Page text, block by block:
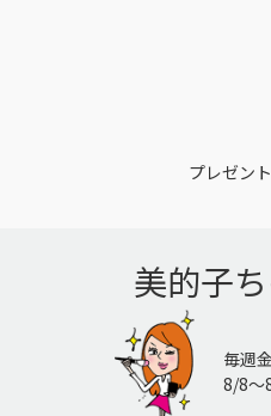
プレゼン
美的子
毎週
8/8〜